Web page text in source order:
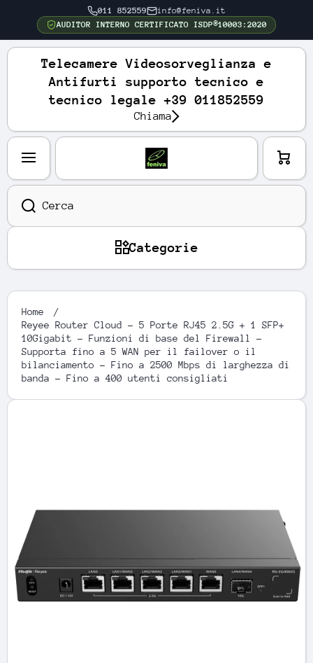
VAI DIRETTAMENTE AI CONTENUTI
011 852559
info@feniva.it
AUDITOR INTERNO CERTIFICATO ISDP®10003:2020
Telecamere Videosorveglianza e
Antifurti supporto tecnico e
tecnico legale +39 011852559
Chiama
Cerca
Carre
llo
Categorie
Home
Reyee Router Cloud - 5 Porte RJ45 2.5G + 1 SFP+
10Gigabit - Funzioni di base del Firewall -
Supporta fino a 5 WAN per il failover o il
bilanciamento - Fino a 2500 Mbps di larghezza di
banda - Fino a 400 utenti consigliati
Passa alle informazioni sul prodotto